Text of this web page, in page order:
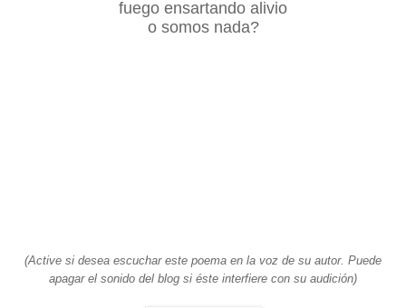
fuego ensartando alivio
o somos nada?
(Active si desea escuchar este poema en la voz de su autor. Puede
apagar el sonido del blog si éste interfiere con su audición)